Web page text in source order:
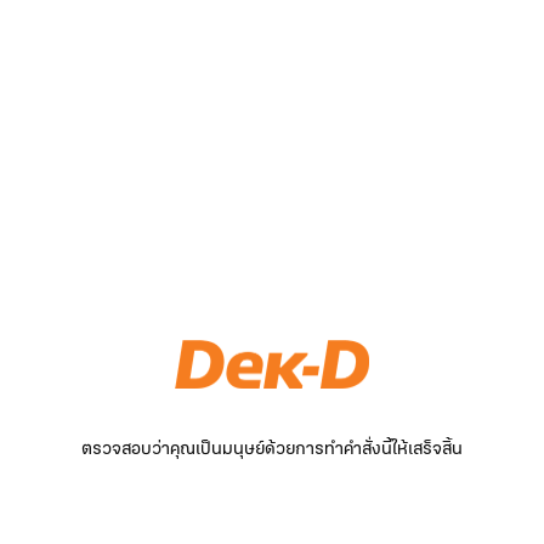
ตรวจสอบว่าคุณเป็นมนุษย์ด้วยการทำคำสั่งนี้ให้เสร็จสิ้น